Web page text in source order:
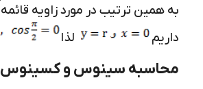
به همین ترتیب در مورد زاویه قائمه
داریم
لذا
محاسبه سینوس و کسینوس